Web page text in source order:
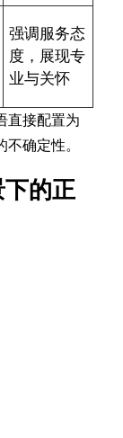
强调服务态
度，展现专
业与关怀
直接配置为
确定性。
下的正